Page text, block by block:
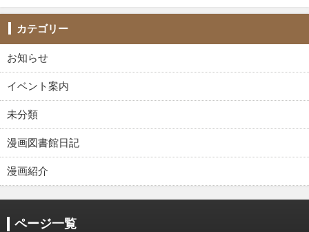
カテゴリー
お知らせ
イベント案内
未分類
漫画図書館日記
漫画紹介
ページ一覧